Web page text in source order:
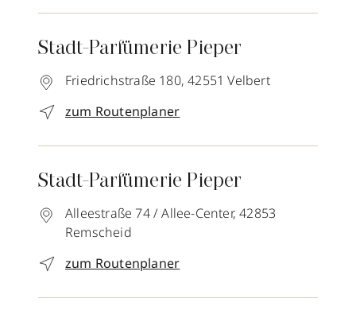
Stadt-Parfümerie Pieper
Friedrichstraße 180, 42551 Velbert
zum Routenplaner
Stadt-Parfümerie Pieper
Alleestraße 74 / Allee-Center, 42853
Remscheid
zum Routenplaner